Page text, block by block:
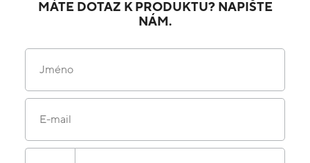
MÁTE DOTAZ K PRODUKTU? NAPIŠTE
NÁM.
Jméno
E-mail